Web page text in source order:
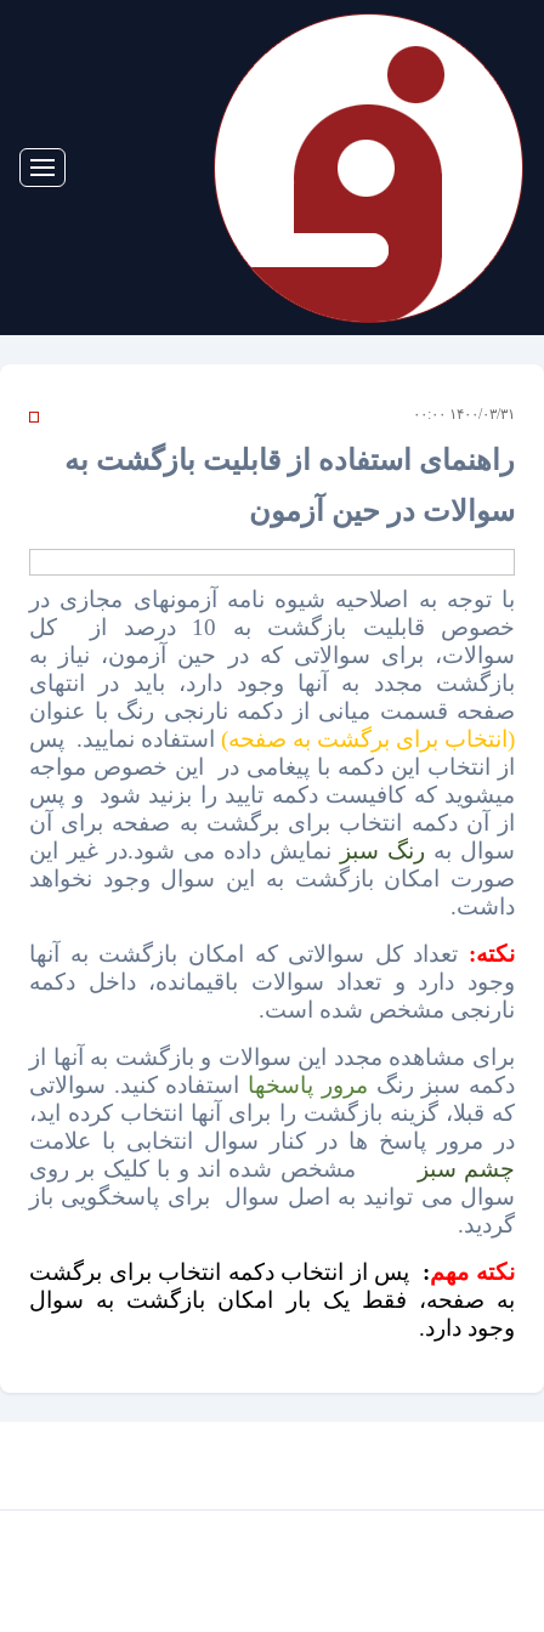
۱۴۰۰/۰۳/۳۱ ۰۰:۰۰
راهنمای استفاده از قابلیت بازگشت به
سوالات در حین آزمون
با توجه به اصلاحیه شیوه نامه آزمونهای مجازی در
خصوص قابلیت بازگشت به 10 درصد از کل
سوالات، برای سوالاتی که در حین آزمون، نیاز به
بازگشت مجدد به آنها وجود دارد، باید در انتهای
صفحه قسمت میانی از دکمه نارنجی رنگ با عنوان
(انتخاب برای برگشت به صفحه) استفاده نمایید. پس
از انتخاب این دکمه با پیغامی در این خصوص مواجه
میشوید که کافیست دکمه تایید را بزنید شود و پس
از آن دکمه انتخاب برای برگشت به صفحه برای آن
سوال به رنگ سبز نمایش داده می شود.در غیر این
صورت امکان بازگشت به این سوال وجود نخواهد
داشت.
نکته: تعداد کل سوالاتی که امکان بازگشت به آنها
وجود دارد و تعداد سوالات باقیمانده، داخل دکمه
نارنجی مشخص شده است.
برای مشاهده مجدد این سوالات و بازگشت به آنها از
دکمه سبز رنگ مرور پاسخها
استفاده کنید. سوالاتی
که قبلا، گزینه بازگشت را برای آنها انتخاب کرده اید،
در مرور پاسخ ها در کنار سوال انتخابی با علامت
چشم سبز مشخص شده اند و با کلیک بر روی
سوال می توانید به اصل سوال برای پاسخگویی باز
گردید.
نکته مهم: پس از انتخاب دکمه انتخاب برای برگشت
به صفحه، فقط یک بار امکان بازگشت به سوال
وجود دارد.